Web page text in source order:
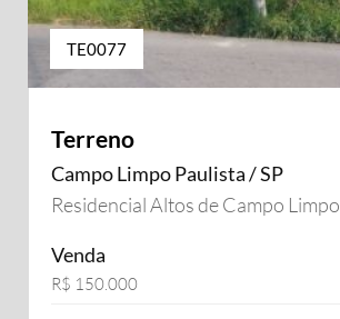
TE0077
Terreno
Campo Limpo Paulista / SP
Residencial Altos de Campo Limpo
Venda
R$ 150.000